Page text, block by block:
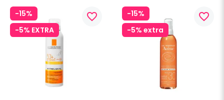
-15%
-5% EXTRA
favorite_border
-15%
-5% extra
favorite_border